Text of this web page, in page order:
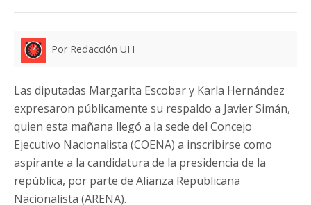
Por Redacción UH
Las diputadas Margarita Escobar y Karla Hernández
expresaron públicamente su respaldo a Javier Simán,
quien esta mañana llegó a la sede del Concejo
Ejecutivo Nacionalista (COENA) a inscribirse como
aspirante a la candidatura de la presidencia de la
república, por parte de Alianza Republicana
Nacionalista (ARENA).